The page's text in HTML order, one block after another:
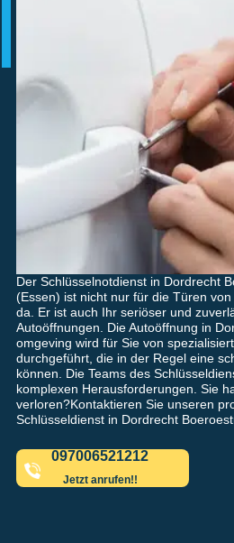
Der Schlüsselnotdienst in Dordrecht
(Essen) ist nicht nur für die Türen
da. Er ist auch Ihr seriöser und
Autoöffnungen. Die Autoöffnung in
omgeving wird für Sie von
durchgeführt, die in der Regel eine
können. Die Teams des
komplexen Herausforderungen. Sie
verloren?Kontaktieren Sie unseren
Schlüsseldienst in Dordrecht
097006521212
Jetzt anrufen!!